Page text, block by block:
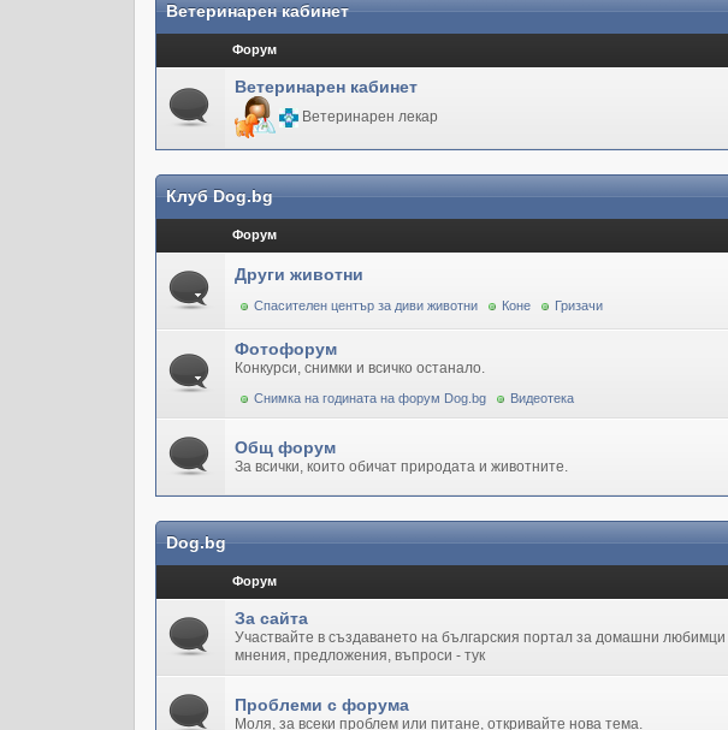
Ветеринарен кабинет
Форум
Ветеринарен кабинет
Ветеринарен лекар
Клуб Dog.bg
Форум
Други животни
Спасителен център за диви животни Коне Гризачи
Фотофорум
Конкурси, снимки и всичко останало.
Снимка на годината на форум Dog.bg Видеотека
Общ форум
За всички, които обичат природата и животните.
Dog.bg
Форум
За сайта
Участвайте в създаването на българския портал за домашни любимци
мнения, предложения, въпроси - тук
Проблеми с форума
Моля, за всеки проблем или питане, откривайте нова тема.